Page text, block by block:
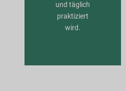
und täglich
praktiziert
wird.